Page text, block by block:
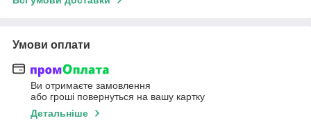
Умови оплати
Ви отримаєте замовлення
або гроші повернуться на вашу картку
Детальніше